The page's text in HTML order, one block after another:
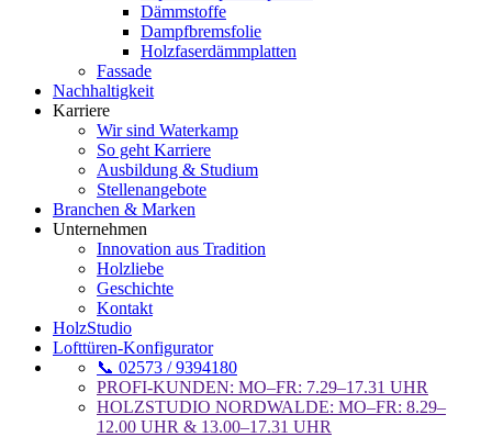
Dämmstoffe
Dampfbremsfolie
Holzfaserdämmplatten
Fassade
Nachhaltigkeit
Karriere
Wir sind Waterkamp
So geht Karriere
Ausbildung & Studium
Stellenangebote
Branchen & Marken
Unternehmen
Innovation aus Tradition
Holzliebe
Geschichte
Kontakt
HolzStudio
Lofttüren-Konfigurator
📞 02573 / 9394180
PROFI-KUNDEN: MO–FR: 7.29–17.31 UHR
HOLZSTUDIO NORDWALDE: MO–FR: 8.29–
12.00 UHR & 13.00–17.31 UHR